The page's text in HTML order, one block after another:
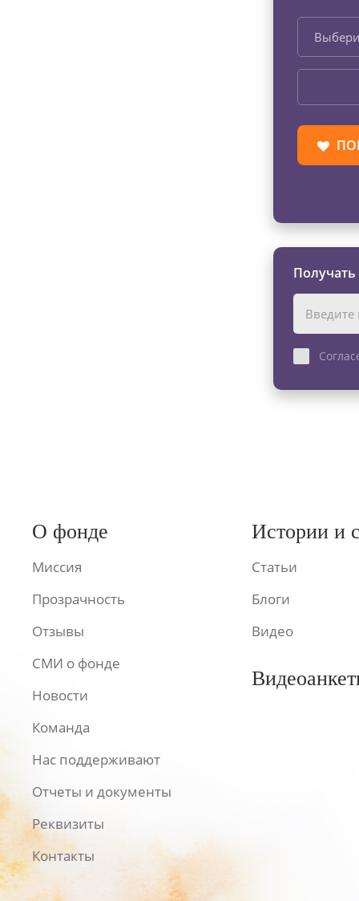
О фонде
Миссия
Прозрачность
Отзывы
СМИ о фонде
Новости
Команда
Нас поддерживают
Отчеты и документы
Реквизиты
Контакты
Истории и
Статьи
Блоги
Видео